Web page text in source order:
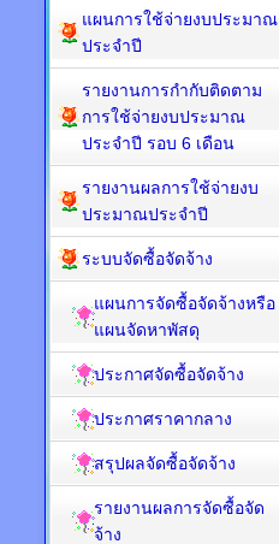
แผนการใช้จ่ายงบประมาณ
ประจำปี
รายงานการกำกับติดตาม
การใช้จ่ายงบประมาณ
ประจำปี รอบ 6 เดือน
รายงานผลการใช้จ่ายงบ
ประมาณประจำปี
ระบบจัดซื้อจัดจ้าง
แผนการจัดซื้อจัดจ้างหรือ
แผนจัดหาพัสดุ
ประกาศจัดซื้อจัดจ้าง
ประกาศราคากลาง
สรุปผลจัดซื้อจัดจ้าง
รายงานผลการจัดซื้อจัด
จ้าง